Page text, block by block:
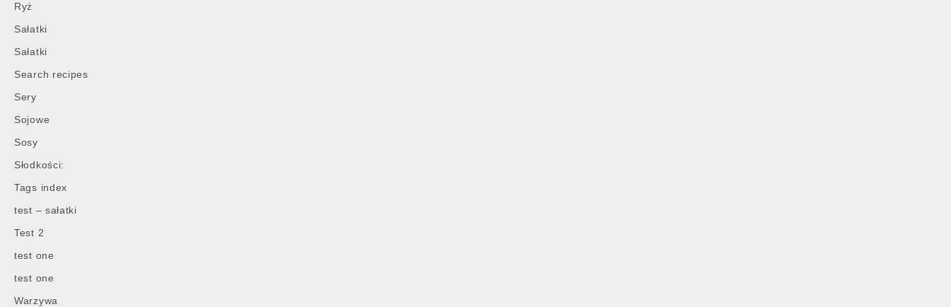
Ryż
Sałatki
Sałatki
Search recipes
Sery
Sojowe
Sosy
Słodkości:
Tags index
test – sałatki
Test 2
test one
test one
Warzywa